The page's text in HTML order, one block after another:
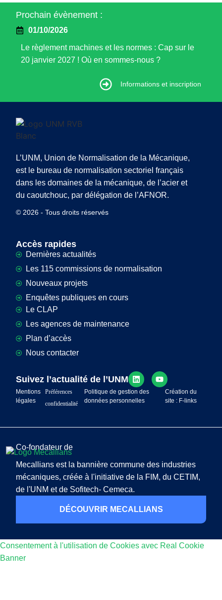
Prochain évènement :
01/10/2026
Le règlement machines et les normes : Cap sur le
20 janvier 2027 ! Où en sommes-nous ?
Informations et inscription
L’UNM, Union de Normalisation de la Mécanique,
est le bureau de normalisation sectoriel français
dans les domaines de la mécanique, de l’acier et
du caoutchouc, par délégation de l’AFNOR.
© 2026 - Tous droits réservés
Accès rapides
Dernières actualités
Les 115 commissions de normalisation
Nouveaux projets
Enquêtes publiques en cours
Le CLAP
Les agences de maintenance
Plan d’accès
Nous contacter
Suivez l’actualité de l’UNM
Mentions
légales
Préférences
confidentialité
Politique de gestion des
données personnelles
Création du
site : F-links
Co-fondateur de
Mecallians est la bannière commune des industries
mécaniques, créée à l'initiative de la FIM, du CETIM,
de l'UNM et de Sofitech- Cemeca.
DÉCOUVRIR MECALLIANS
Consentement à l'utilisation de Cookies avec Real Cookie
Banner